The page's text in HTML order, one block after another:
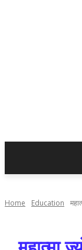
Home Education